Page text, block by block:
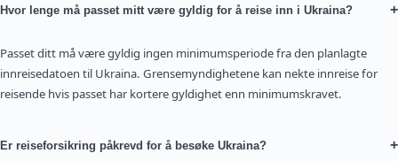
Hvor lenge må passet mitt være gyldig for å reise inn i Ukraina? +
Passet ditt må være gyldig ingen minimumsperiode fra den planlagte
innreisedatoen til Ukraina. Grensemyndighetene kan nekte innreise for
reisende hvis passet har kortere gyldighet enn minimumskravet.
Er reiseforsikring påkrevd for å besøke Ukraina? +